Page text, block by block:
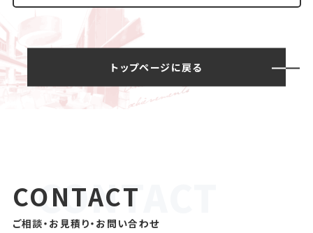
トップページに戻る
CONTACT
ご相談・お見積り・お問い合わせ